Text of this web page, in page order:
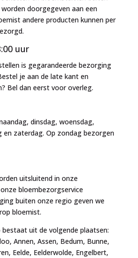
doorgegeven aan een
andere producten kunnen per
uur
is gegarandeerde bezorging
je aan de late kant en
Bel dan eerst voor overleg.
dinsdag, woensdag,
en zaterdag. Op zondag bezorgen
uitsluitend in onze
bloembezorgservice
buiten onze regio geven we
bloemist.
uit de volgende plaatsen:
Annen, Assen, Bedum, Bunne,
Eelde, Eelderwolde, Engelbert,